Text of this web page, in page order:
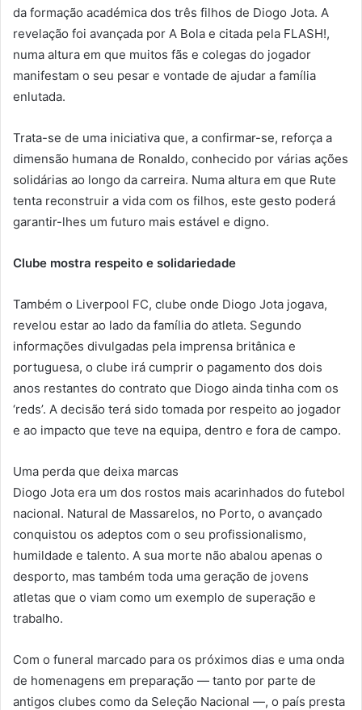
da formação académica dos três filhos de Diogo Jota. A
revelação foi avançada por A Bola e citada pela FLASH!,
numa altura em que muitos fãs e colegas do jogador
manifestam o seu pesar e vontade de ajudar a família
enlutada.
Trata-se de uma iniciativa que, a confirmar-se, reforça a
dimensão humana de Ronaldo, conhecido por várias ações
solidárias ao longo da carreira. Numa altura em que Rute
tenta reconstruir a vida com os filhos, este gesto poderá
garantir-lhes um futuro mais estável e digno.
Clube mostra respeito e solidariedade
Também o Liverpool FC, clube onde Diogo Jota jogava,
revelou estar ao lado da família do atleta. Segundo
informações divulgadas pela imprensa britânica e
portuguesa, o clube irá cumprir o pagamento dos dois
anos restantes do contrato que Diogo ainda tinha com os
‘reds’. A decisão terá sido tomada por respeito ao jogador
e ao impacto que teve na equipa, dentro e fora de campo.
Uma perda que deixa marcas
Diogo Jota era um dos rostos mais acarinhados do futebol
nacional. Natural de Massarelos, no Porto, o avançado
conquistou os adeptos com o seu profissionalismo,
humildade e talento. A sua morte não abalou apenas o
desporto, mas também toda uma geração de jovens
atletas que o viam como um exemplo de superação e
trabalho.
Com o funeral marcado para os próximos dias e uma onda
de homenagens em preparação — tanto por parte de
antigos clubes como da Seleção Nacional —, o país presta